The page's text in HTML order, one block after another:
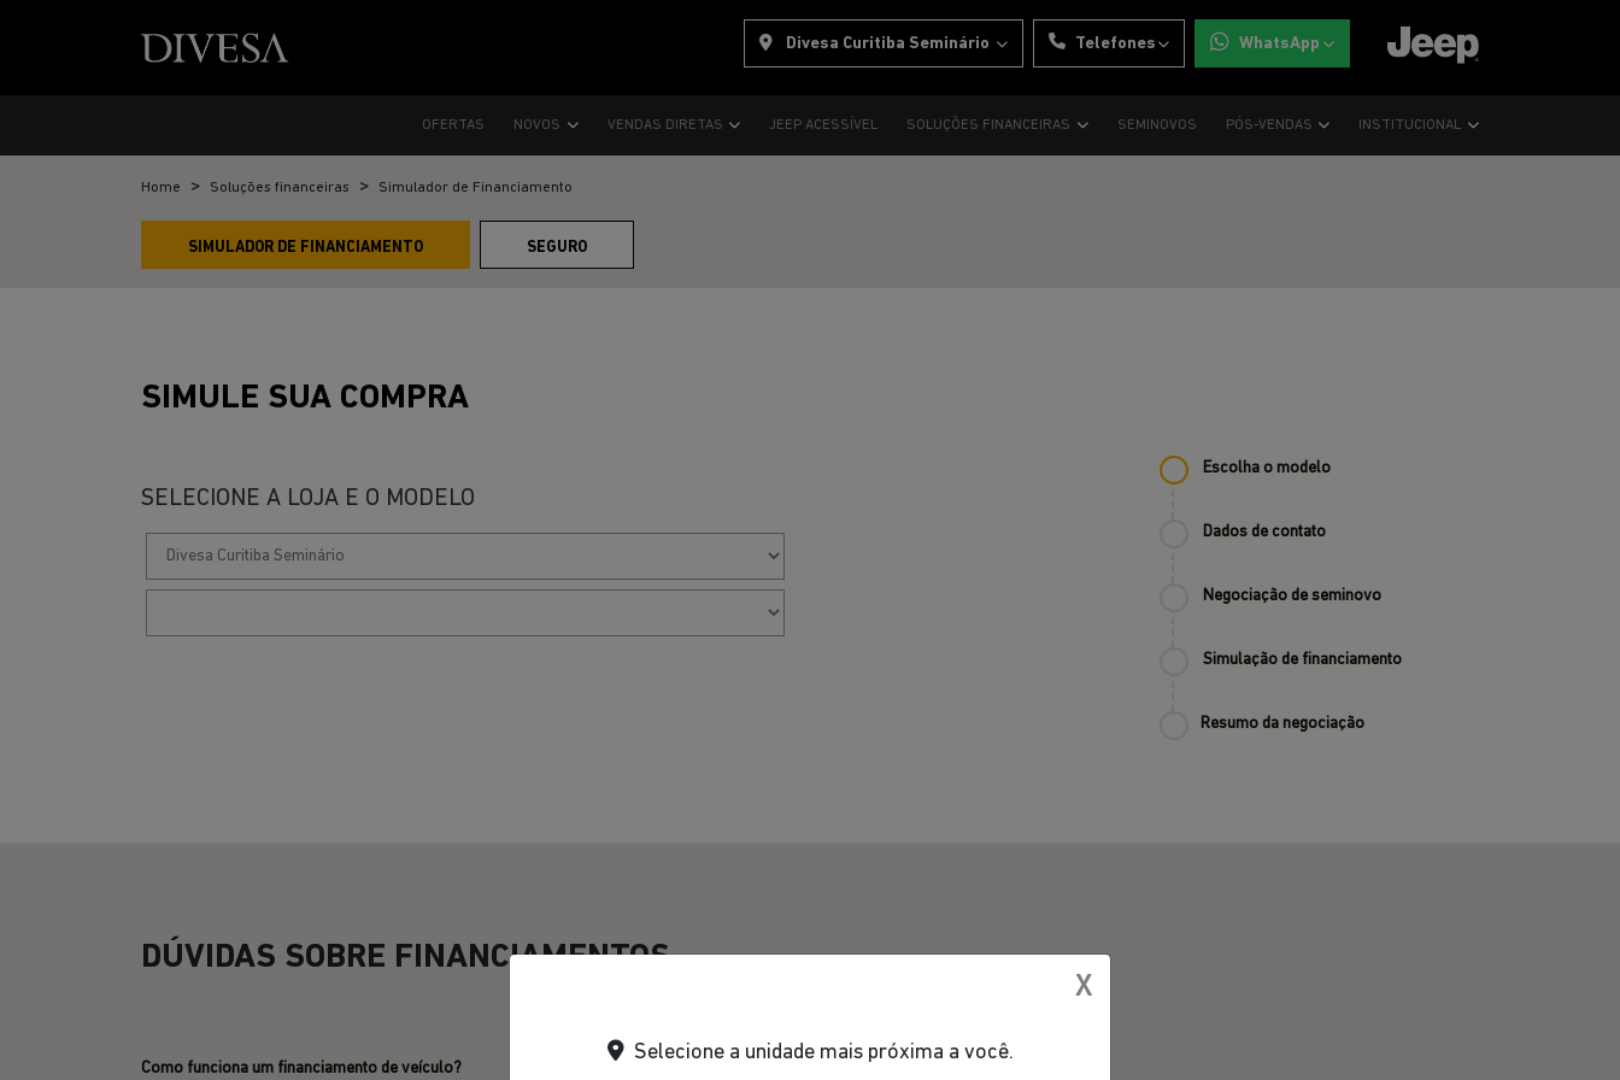
Divesa Curitiba Seminário Telefones WhatsApp
OFERTAS NOVOS VENDAS DIRETAS JEEP ACESSÍVEL SOLUÇÕES FINANCEIRAS SEMINOVOS PÓS-VENDAS INSTITUCIONAL
Home Soluções financeiras Simulador de Financiamento
SIMULADOR DE FINANCIAMENTO SEGURO
SIMULE SUA COMPRA
SELECIONE A LOJA E O MODELO
Escolha o modelo
Dados de contato
Negociação de seminovo
Simulação de financiamento
Resumo da negociação
DÚVIDAS SOBRE FINANCIAMENTOS
Como funciona um financiamento de veículo?
X
Selecione a unidade mais próxima a você.